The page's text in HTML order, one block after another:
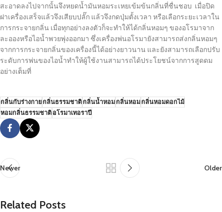
สะอาดลงไปจากนั้นจึงหยดน้ำมันหอมระเหยเข้มข้นกลิ่นที่ชื่นชอบ เมื่อปิด
ฝาเครื่องเสร็จแล้วจึงเสียบปลั๊ก แล้วจึงกดปุ่มตั้งเวลา หรือเลือกระยะเวลาใน
การกระจายกลิ่น เมื่อทุกอย่างลงตัวก็จะทำให้ได้กลิ่นหอมๆ ของอโรมาจาก
ละอองหรือไอน้ำพวยพุ่งออกมา ซึ่งเครื่องพ่นอโรมายังสามารถส่งกลิ่นหอมๆ
จากการกระจายกลิ่นของเครื่องนี้ได้อย่างยาวนาน และยังสามารถเลือกปรับ
ระดับการพ่นของไอน้ำทำให้ผู้ใช้งานสามารถได้ประโยชน์จากการสูดดม
อย่างเต็มที่
กลิ่นกับร่างกายกลิ่นธรรมชาติกลิ่นน้ำหอมกลิ่นหอมกลิ่นหอมดอกไม้
หอมกลิ่นธรรมชาติอโรมาเทอราปี
Newer Older
Related Posts